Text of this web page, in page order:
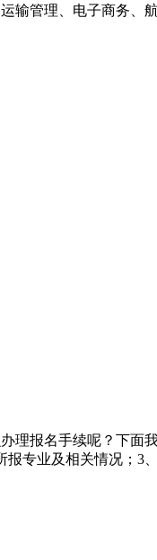
输管理、电子商务、
理报名手续呢？下面
报专业及相关情况；3